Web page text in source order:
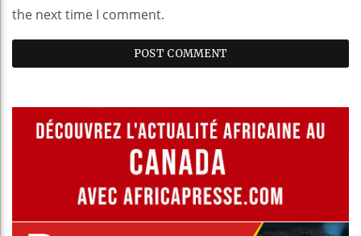
the next time I comment.